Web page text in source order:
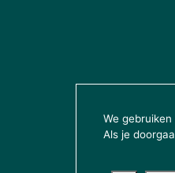
We
Als je